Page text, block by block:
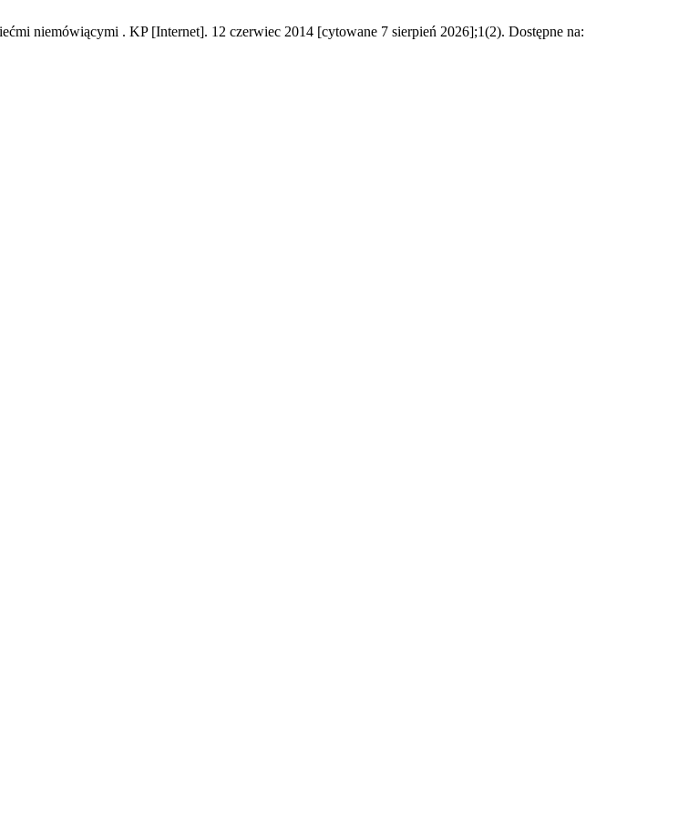
niemówiącymi . KP [Internet]. 12 czerwiec 2014 [cytowane 7 sierpień 2026];1(2). Dostępne na: